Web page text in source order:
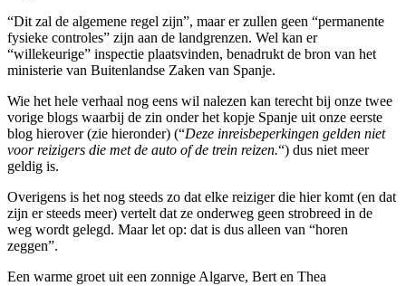
“Dit zal de algemene regel zijn”, maar er zullen geen “permanente
fysieke controles” zijn aan de landgrenzen. Wel kan er
“willekeurige” inspectie plaatsvinden, benadrukt de bron van het
ministerie van Buitenlandse Zaken van Spanje.
Wie het hele verhaal nog eens wil nalezen kan terecht bij onze twee
vorige blogs waarbij de zin onder het kopje Spanje uit onze eerste
blog hierover (zie hieronder) (“Deze inreisbeperkingen gelden niet
voor reizigers die met de auto of de trein reizen.“) dus niet meer
geldig is.
Overigens is het nog steeds zo dat elke reiziger die hier komt (en dat
zijn er steeds meer) vertelt dat ze onderweg geen strobreed in de
weg wordt gelegd. Maar let op: dat is dus alleen van “horen
zeggen”.
Een warme groet uit een zonnige Algarve, Bert en Thea